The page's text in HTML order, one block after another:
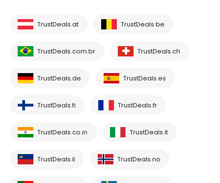
TrustDeals.at TrustDeals.be
TrustDeals.com.br TrustDeals.ch
TrustDeals.de TrustDeals.es
TrustDeals.fi TrustDeals.fr
TrustDeals.co.in TrustDeals.it
TrustDeals.li TrustDeals.no